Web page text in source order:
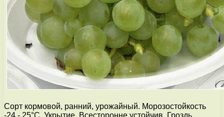
Сорт кормовой, ранний, урожайный. Морозостойкость
-24,- 25°С. Укрытие. Всесторонне устойчив. Гроздь